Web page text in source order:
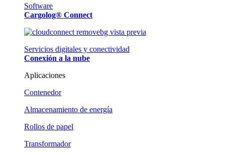
Software
Cargolog® Connect
Servicios digitales y conectividad
Conexión a la nube
Aplicaciones
Contenedor
Almacenamiento de energía
Rollos de papel
Transformador